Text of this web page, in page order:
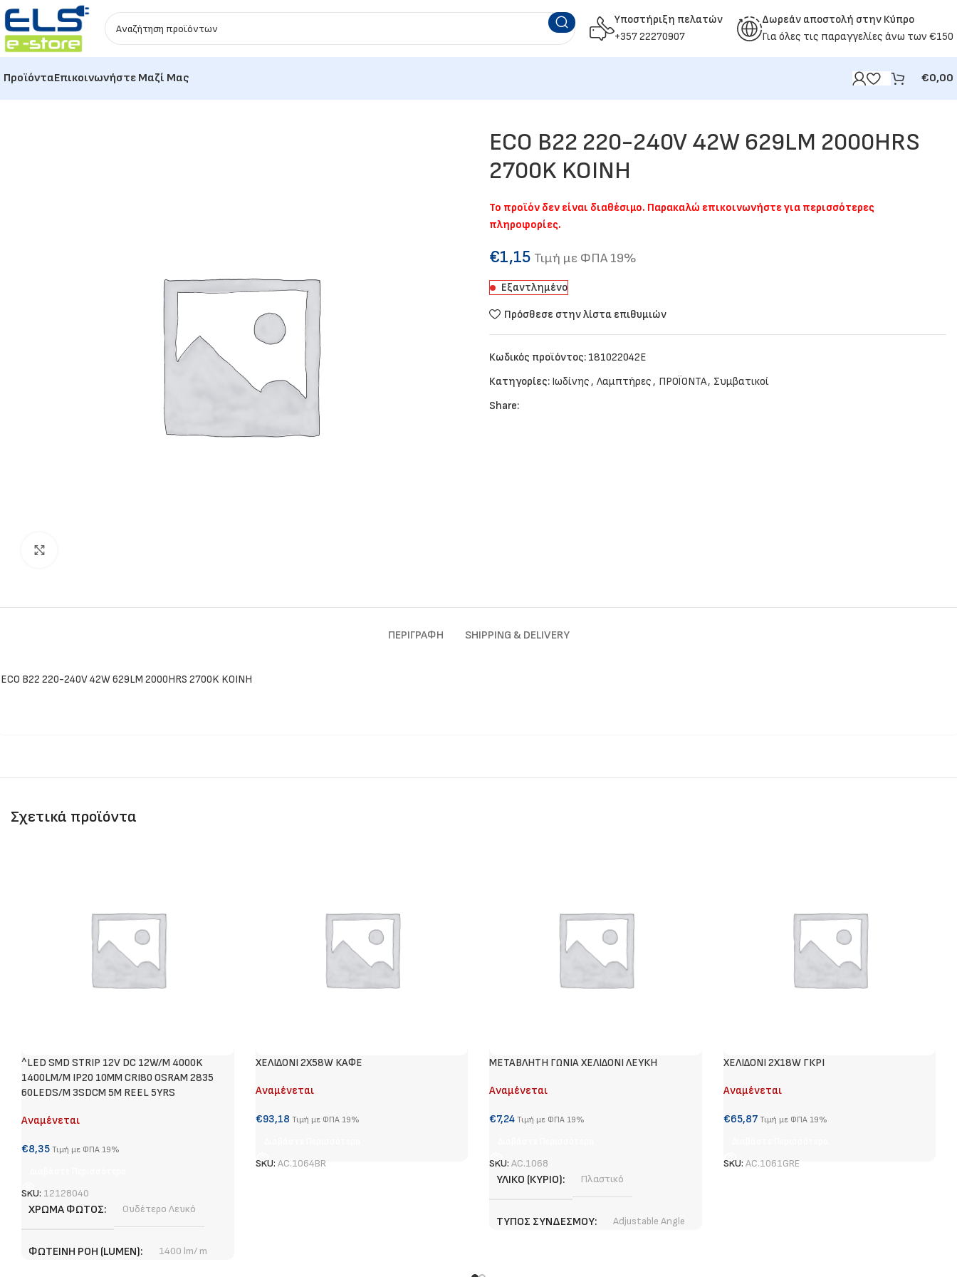
Υποστήριξη πελατών
+357 22270907
Δωρεάν αποστολή στην Κύπρο
Για όλες τις παραγγελίες άνω των €150
ΠροϊόνταΕπικοινωνήστε Μαζί Μας €0,00
ECO B22 220-240V 42W 629LM 2000HRS
2700K KOINH
Το προϊόν δεν είναι διαθέσιμο. Παρακαλώ επικοινωνήστε για περισσότερες
πληροφορίες.
€1,15 Τιμή με ΦΠΑ 19%
Εξαντλημένο
Πρόσθεσε στην λίστα επιθυμιών
Κωδικός προϊόντος: 181022042E
Κατηγορίες: Ιωδίνης, Λαμπτήρες, ΠΡΟΪΟΝΤΑ, Συμβατικοί
Share:
ΠΕΡΙΓΡΑΦΉ SHIPPING & DELIVERY
ECO B22 220-240V 42W 629LM 2000HRS 2700K KOINH
Σχετικά προϊόντα
^LED SMD STRIP 12V DC 12W/M 4000K
1400LM/M IP20 10MM CRI80 OSRAM 2835
60LEDS/M 3SDCM 5M REEL 5YRS
Αναμένεται
€8,35 Τιμή με ΦΠΑ 19%
SKU: 12128040
ΧΡΏΜΑ ΦΩΤΌΣ Ουδέτερο Λευκό
ΦΩΤΕΙΝΉ ΡΟΉ (LUMEN) 1400 lm/ m
ΧΕΛΙΔΟΝΙ 2X58W ΚΑΦΕ
Αναμένεται
€93,18 Τιμή με ΦΠΑ 19%
SKU: AC.1064BR
METABΛΗΤΗ ΓΩΝΙΑ ΧΕΛΙΔΟΝΙ ΛΕΥΚΗ
Αναμένεται
€7,24 Τιμή με ΦΠΑ 19%
SKU: AC.1068
ΥΛΙΚΌ (ΚΎΡΙΟ) Πλαστικό
ΤΎΠΟΣ ΣΥΝΔΈΣΜΟΥ Adjustable Angle
ΧΕΛΙΔΟΝΙ 2Χ18W ΓΚΡΙ
Αναμένεται
€65,87 Τιμή με ΦΠΑ 19%
SKU: AC.1061GRE